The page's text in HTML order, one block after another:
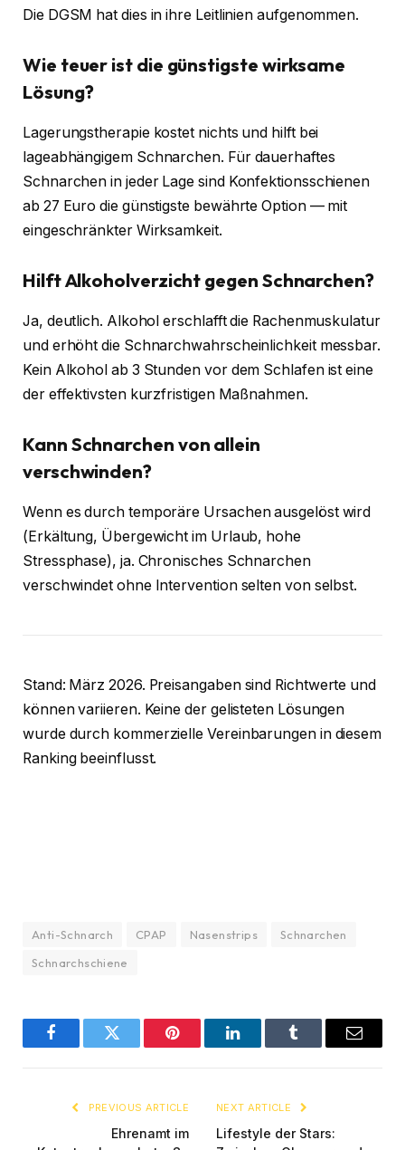
Die DGSM hat dies in ihre Leitlinien aufgenommen.
Wie teuer ist die günstigste wirksame
Lösung?
Lagerungstherapie kostet nichts und hilft bei
lageabhängigem Schnarchen. Für dauerhaftes
Schnarchen in jeder Lage sind Konfektionsschienen
ab 27 Euro die günstigste bewährte Option — mit
eingeschränkter Wirksamkeit.
Hilft Alkoholverzicht gegen Schnarchen?
Ja, deutlich. Alkohol erschlafft die Rachenmuskulatur
und erhöht die Schnarchwahrscheinlichkeit messbar.
Kein Alkohol ab 3 Stunden vor dem Schlafen ist eine
der effektivsten kurzfristigen Maßnahmen.
Kann Schnarchen von allein
verschwinden?
Wenn es durch temporäre Ursachen ausgelöst wird
(Erkältung, Übergewicht im Urlaub, hohe
Stressphase), ja. Chronisches Schnarchen
verschwindet ohne Intervention selten von selbst.
Stand: März 2026. Preisangaben sind Richtwerte und
können variieren. Keine der gelisteten Lösungen
wurde durch kommerzielle Vereinbarungen in diesem
Ranking beeinflusst.
Anti-Schnarch CPAP Nasenstrips
Schnarchen
Schnarchschiene
FacebookTwitter Pinterest LinkedInTumblr Email
PREVIOUS ARTICLE
Ehrenamt im
NEXT ARTICLE
Lifestyle der Stars: